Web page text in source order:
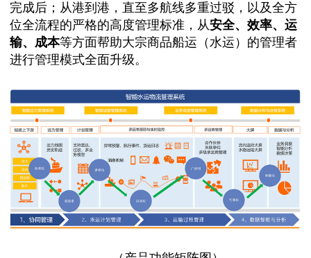
完成后；从港到港，直至多航线多重过驳，以及全方
位全流程的严格的高度管理标准，从安全、效率、运
输、成本等方面帮助大宗商品船运（水运）的管理者
进行管理模式全面升级。